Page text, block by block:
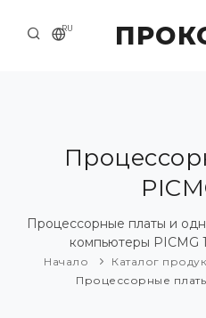
RU
О КОМПАНИИ
ПРИМЕРЫ И РЕШЕНИЯ
КАТАЛОГ ПРОДУКЦИИ
ПРЕСС-ЦЕНТР
Процессорные платы и
компьютеры PICMG
Начало Каталог
Процессорные платы